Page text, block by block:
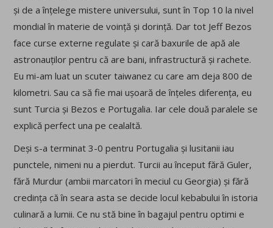
și de a înțelege mistere universului, sunt în Top 10 la nivel
mondial în materie de voință și dorință. Dar tot Jeff Bezos
face curse externe regulate și cară baxurile de apă ale
astronauților pentru că are bani, infrastructură și rachete.
Eu mi-am luat un scuter taiwanez cu care am deja 800 de
kilometri. Sau ca să fie mai ușoară de înțeles diferența, eu
sunt Turcia și Bezos e Portugalia. Iar cele două paralele se
explică perfect una pe cealaltă.
Deși s-a terminat 3-0 pentru Portugalia și lusitanii iau
punctele, nimeni nu a pierdut. Turcii au început fără Guler,
fără Murdur (ambii marcatori în meciul cu Georgia) și fără
credința că în seara asta se decide locul kebabului în istoria
culinară a lumii. Ce nu stă bine în bagajul pentru optimi e